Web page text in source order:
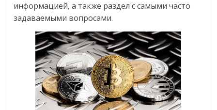
информацией, а также раздел с самыми часто
задаваемыми вопросами.